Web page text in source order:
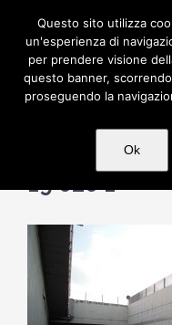
content
19 020 1
Questo sito utilizza
un'esperienza di
per prendere visione
questo banner,
proseguendo la
Ok